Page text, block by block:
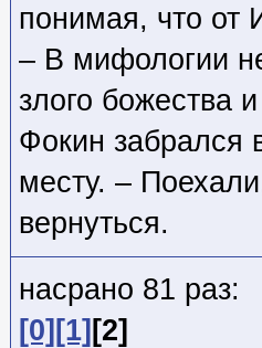
понимая, что от
– В мифологии
злого божества
Фокин забрался
месту. –
вернуться.
насрано 81 раз:
[0] [1] [2]